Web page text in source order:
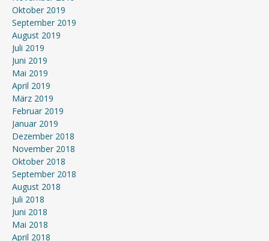
Oktober 2019
September 2019
August 2019
Juli 2019
Juni 2019
Mai 2019
April 2019
März 2019
Februar 2019
Januar 2019
Dezember 2018
November 2018
Oktober 2018
September 2018
August 2018
Juli 2018
Juni 2018
Mai 2018
April 2018